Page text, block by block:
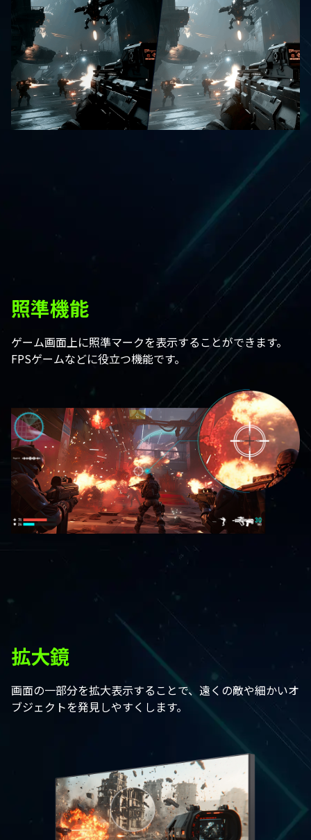
照準機能
ゲーム画面上に照準マークを表示することができます。
FPSゲームなどに役立つ機能です。
拡大鏡
画面の一部分を拡大表示することで、遠くの敵や細かいオ
ブジェクトを発見しやすくします。